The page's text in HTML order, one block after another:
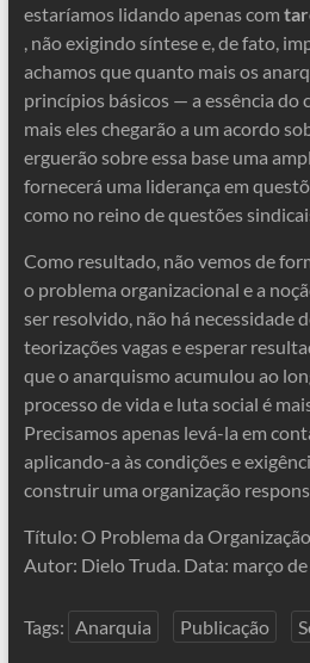
estaríamos lidando apenas com
, não exigindo síntese e, de fato,
achamos que quanto mais os
princípios básicos — a essência
mais eles chegarão a um acordo
erguerão sobre essa base uma
fornecerá uma liderança em
como no reino de questões
Como resultado, não vemos de
o problema organizacional e a
ser resolvido, não há necessidade
teorizações vagas e esperar
que o anarquismo acumulou ao
processo de vida e luta social é
Precisamos apenas levá-la em
aplicando-a às condições e
construir uma organização
Título: O Problema da
Autor: Dielo Truda. Data: março
Tags: Anarquia Publicação